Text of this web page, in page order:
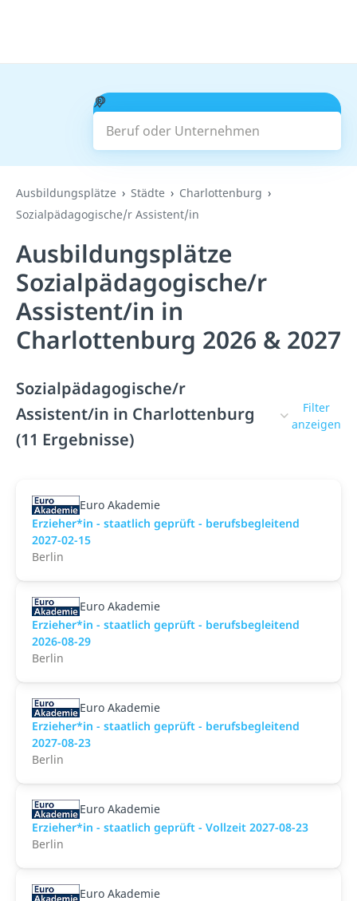
Beruf oder Unternehmen
Suchen
Ausbildungsplätze Städte
Charlottenburg
Sozialpädagogische/r Assistent/in
Ausbildungsplätze
Sozialpädagogische/r
Assistent/in in
Charlottenburg 2026 & 2027
Sozialpädagogische/r
Assistent/in in Charlottenburg
(11 Ergebnisse)
Filter
anzeigen
Euro Akademie
Erzieher*in - staatlich geprüft - berufsbegleitend
2027-02-15
Berlin
Euro Akademie
Erzieher*in - staatlich geprüft - berufsbegleitend
2026-08-29
Berlin
Euro Akademie
Erzieher*in - staatlich geprüft - berufsbegleitend
2027-08-23
Berlin
Euro Akademie
Erzieher*in - staatlich geprüft - Vollzeit 2027-08-23
Berlin
Euro Akademie